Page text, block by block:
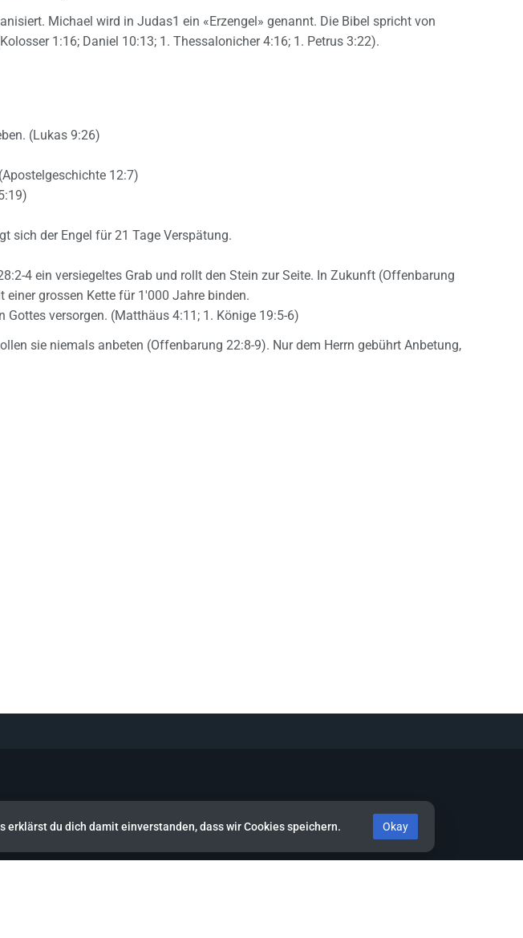
Michael wird in Judas1 ein «Erzengel» genannt. Die Bibel spricht von
1:16; Daniel 10:13; 1. Thessalonicher 4:16; 1. Petrus 3:22).
(Lukas 9:26)
12:7)
sich der Engel für 21 Tage Verspätung.
4 ein versiegeltes Grab und rollt den Stein zur Seite. In Zukunft (Offenbarung
grossen Kette für 1'000 Jahre binden.
versorgen. (Matthäus 4:11; 1. Könige 19:5-6)
sie niemals anbeten (Offenbarung 22:8-9). Nur dem Herrn gebührt Anbetung,
du dich damit einverstanden, dass wir Cookies speichern. Okay
Bibel